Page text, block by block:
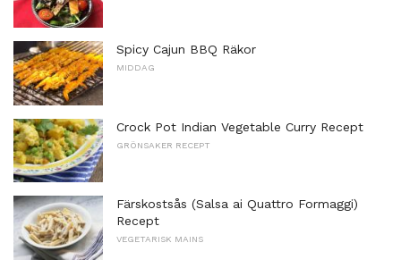
Spicy Cajun BBQ Räkor
MIDDAG
Crock Pot Indian Vegetable Curry Recept
GRÖNSAKER RECEPT
Färskostsås (Salsa ai Quattro Formaggi)
Recept
VEGETARISK MAINS